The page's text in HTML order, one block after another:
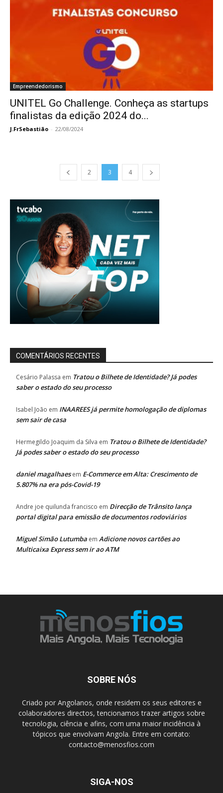
Empreendedorismo
UNITEL Go Challenge. Conheça as startups
finalistas da edição 2024 do...
J.FrSebastião - 22/08/2024
2 3 4
COMENTÁRIOS RECENTES
Cesário Palassa em Tratou o Bilhete de Identidade? Já podes
saber o estado do seu processo
Isabel João em INAAREES já permite homologação de diplomas
sem sair de casa
Hermegildo Joaquim da Silva em Tratou o Bilhete de Identidade?
Já podes saber o estado do seu processo
daniel magalhaesem E-Commerce em Alta: Crescimento de
5.807% na era pós-Covid-19
Andre joe quilunda francisco em Direcção de Trânsito lança
portal digital para emissão de documentos rodoviários
Miguel Simão Lutumba em Adicione novos cartões ao
Multicaixa Express sem ir ao ATM
SOBRE NÓS
Criado por Angolanos, onde residem os seus editores e
colaboradores directos, tencionamos trazer artigos sobre
tecnologia, ciência e afins, com uma maior incidência à
tópicos que envolvam Angola. Entre em contato:
contacto@menosfios.com
SIGA-NOS